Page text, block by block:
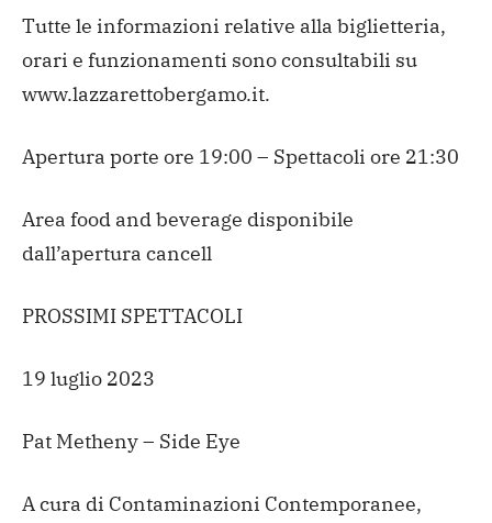
Tutte le informazioni relative alla biglietteria,
orari e funzionamenti sono consultabili su
www.lazzarettobergamo.it.
Apertura porte ore 19:00 – Spettacoli ore 21:30
Area food and beverage disponibile
dall’apertura cancell
PROSSIMI SPETTACOLI
19 luglio 2023
Pat Metheny – Side Eye
A cura di Contaminazioni Contemporanee,